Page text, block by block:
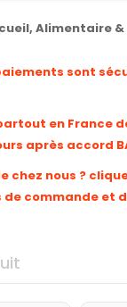
, Alimentaire &
sont
en France
après accord
chez nous ?
de commande et